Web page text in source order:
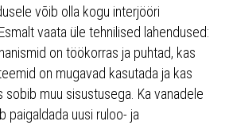
võib olla kogu interjööri
vaata üle tehnilised lahendused:
on töökorras ja puhtad, kas
on mugavad kasutada ja kas
sobib muu sisustusega. Ka vanadele
paigaldada uusi ruloo- ja